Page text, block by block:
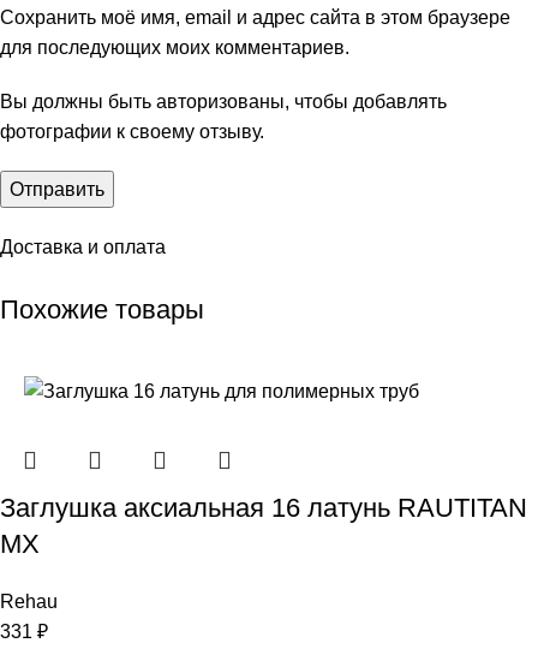
Сохранить моё имя, email и адрес сайта в этом браузере
для последующих моих комментариев.
Вы должны быть авторизованы, чтобы добавлять
фотографии к своему отзыву.
Доставка и оплата
Похожие товары
Заглушка аксиальная 16 латунь RAUTITAN
MX
Rehau
331 ₽